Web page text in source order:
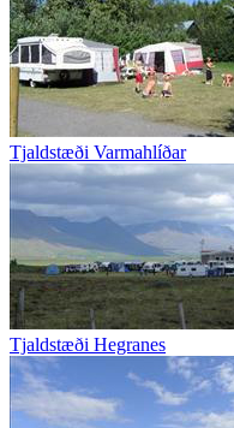
Tjaldstæði Varmahlíðar
Tjaldstæði Hegranes